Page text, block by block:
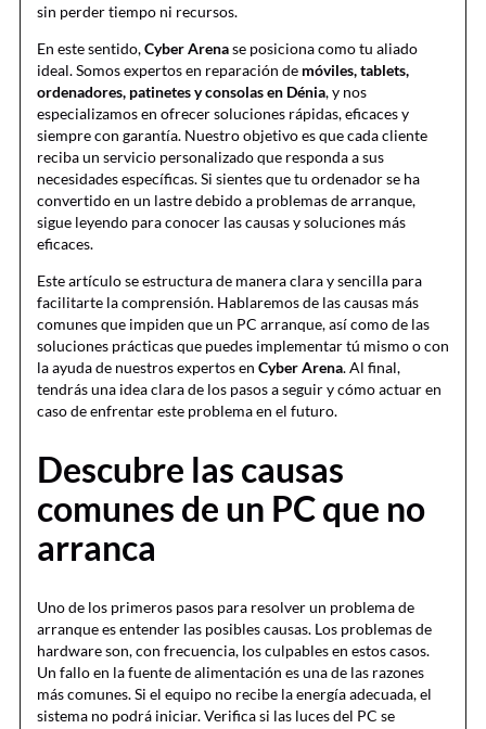
sin perder tiempo ni recursos.
En este sentido,Cyber Arenase posiciona como tu aliado
ideal. Somos expertos en reparación de móviles, tablets,
ordenadores, patinetes y consolas en Dénia, y nos
especializamos en ofrecer soluciones rápidas, eficaces y
siempre con garantía. Nuestro objetivo es que cada cliente
reciba un servicio personalizado que responda a sus
necesidades específicas. Si sientes que tu ordenador se ha
convertido en un lastre debido a problemas de arranque,
sigue leyendo para conocer las causas y soluciones más
eficaces.
Este artículo se estructura de manera clara y sencilla para
facilitarte la comprensión. Hablaremos de las causas más
comunes que impiden que un PC arranque, así como de las
soluciones prácticas que puedes implementar tú mismo o con
la ayuda de nuestros expertos en Cyber Arena. Al final,
tendrás una idea clara de los pasos a seguir y cómo actuar en
caso de enfrentar este problema en el futuro.
Descubre las causas
comunes de un PC que no
arranca
Uno de los primeros pasos para resolver un problema de
arranque es entender las posibles causas. Los problemas de
hardware son, con frecuencia, los culpables en estos casos.
Un fallo en la fuente de alimentación es una de las razones
más comunes. Si el equipo no recibe la energía adecuada, el
sistema no podrá iniciar. Verifica si las luces del PC se